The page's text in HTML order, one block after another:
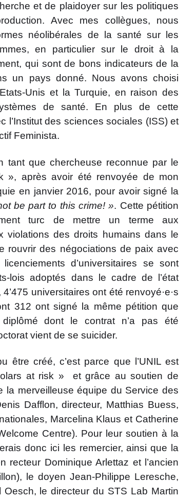
et de plaidoyer sur les politiques
Avec mes collègues, nous
néolibérales de la santé sur les
en particulier sur le droit à la
qui sont de bons indicateurs de la
un pays donné. Nous avons choisi
Unis et la Turquie, en raison des
de santé. En plus de cette
l’Institut des sciences sociales (ISS) et
Feminista.
tant que chercheuse reconnue par le
», après avoir été renvoyée de mon
en janvier 2016, pour avoir signé la
be part to this crime! ». Cette pétition
turc de mettre un terme aux
violations des droits humains dans le
rouvrir des négociations de paix avec
d’universitaires se sont
lois adoptés dans le cadre de l’état
universitaires ont été renvoyé·e·s
312 ont signé la même pétition que
dont le contrat n’a pas été
vient de se suicider.
être créé, c’est parce que l’UNIL est
at risk » et grâce au soutien de
la merveilleuse équipe du Service des
Dafflon, directeur, Matthias Buess,
Marcelina Klaus et Catherine
Centre). Pour leur soutien à la
donc ici les remercier, ainsi que la
recteur Dominique Arlettaz et l’ancien
le doyen Jean-Philippe Leresche,
Oesch, le directeur du STS Lab Martin